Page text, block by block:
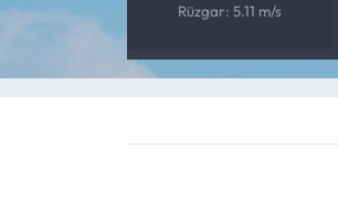
Rüzgar: 5.11 m/s
Osmancık Haberleri